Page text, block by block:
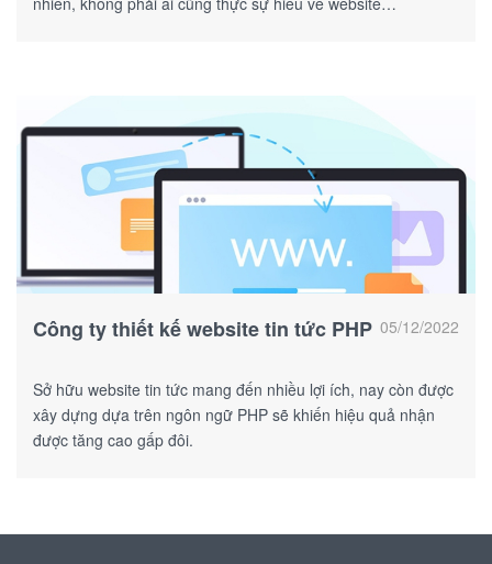
05/12/2022
Công ty thiết kế website tin tức PHP
Sở hữu website tin tức mang đến nhiều lợi ích, nay còn được
xây dựng dựa trên ngôn ngữ PHP sẽ khiến hiệu quả nhận
được tăng cao gấp đôi.